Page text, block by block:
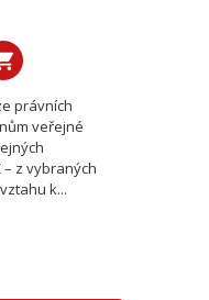
právních
veřejné
z vybraných
k...